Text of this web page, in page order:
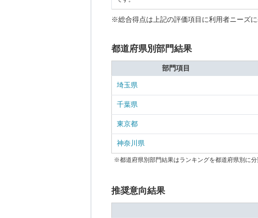
※総合得点は上記の評価項目に利用者ニーズ
都道府県別部門結果
部門項目
埼玉県
千葉県
東京都
神奈川県
※都道府県別部門結果はランキングを都道府県別に分
推奨意向結果